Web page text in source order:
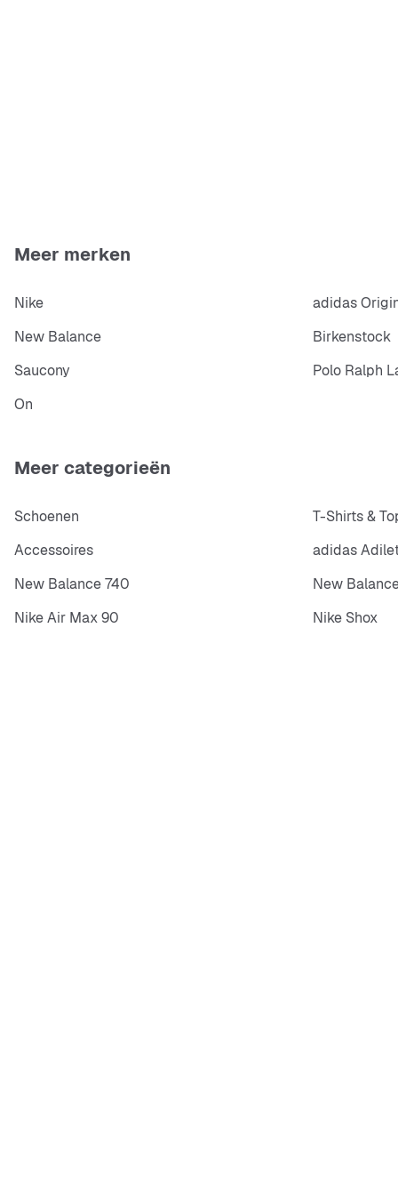
Meer merken
Nike
adidas
New Balance
Birkenstock
Saucony
Polo Ralph
On
Meer categorieën
Schoenen
T-Shirts &
Accessoires
adidas
New Balance 740
New
Nike Air Max 90
Nike Shox